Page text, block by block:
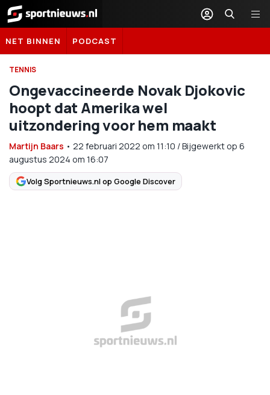
Sportnieuws.nl
NET BINNEN PODCAST
TENNIS
Ongevaccineerde Novak Djokovic
hoopt dat Amerika wel
uitzondering voor hem maakt
Martijn Baars • 22 februari 2022 om 11:10 /Bijgewerkt op 6
augustus 2024 om 16:07
Volg Sportnieuws.nl op Google Discover